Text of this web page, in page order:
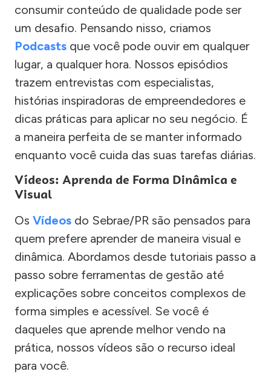
consumir conteúdo de qualidade pode ser
um desafio. Pensando nisso, criamos
Podcasts que você pode ouvir em qualquer
lugar, a qualquer hora. Nossos episódios
trazem entrevistas com especialistas,
histórias inspiradoras de empreendedores e
dicas práticas para aplicar no seu negócio. É
a maneira perfeita de se manter informado
enquanto você cuida das suas tarefas diárias.
Vídeos: Aprenda de Forma Dinâmica e
Visual
Os Vídeos do Sebrae/PR são pensados para
quem prefere aprender de maneira visual e
dinâmica. Abordamos desde tutoriais passo a
passo sobre ferramentas de gestão até
explicações sobre conceitos complexos de
forma simples e acessível. Se você é
daqueles que aprende melhor vendo na
prática, nossos vídeos são o recurso ideal
para você.